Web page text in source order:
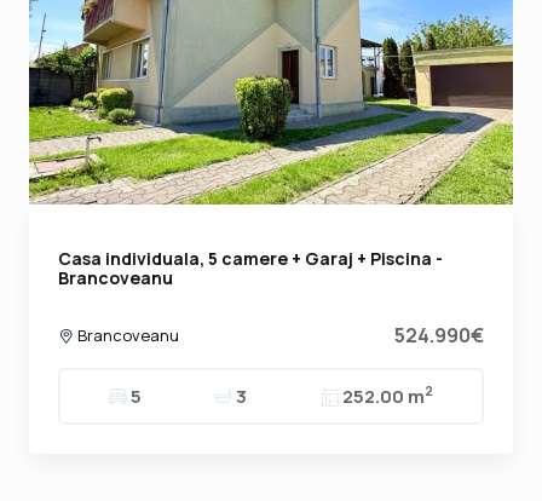
Casa individuala, 5 camere + Garaj + Piscina -
Brancoveanu
Brancoveanu 524.990€
5 3 252.00 m2